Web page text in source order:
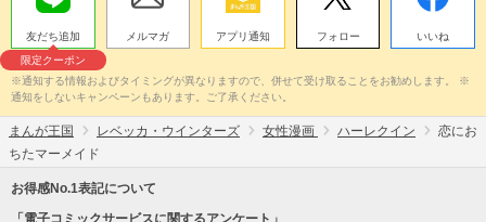
友だち追加
限定クーポン
メルマガ アプリ通知 フォロー いいね
※通知する情報およびタイミングが異なりますので、併せて受け取ることをお勧めします。 ※
通知をしないキャンペーンもあります。ご了承ください。
まんが王国 レベッカ・ウインターズ 女性漫画 ハーレクイン
恋にお
ちたマーメイド
お得感No.1表記について